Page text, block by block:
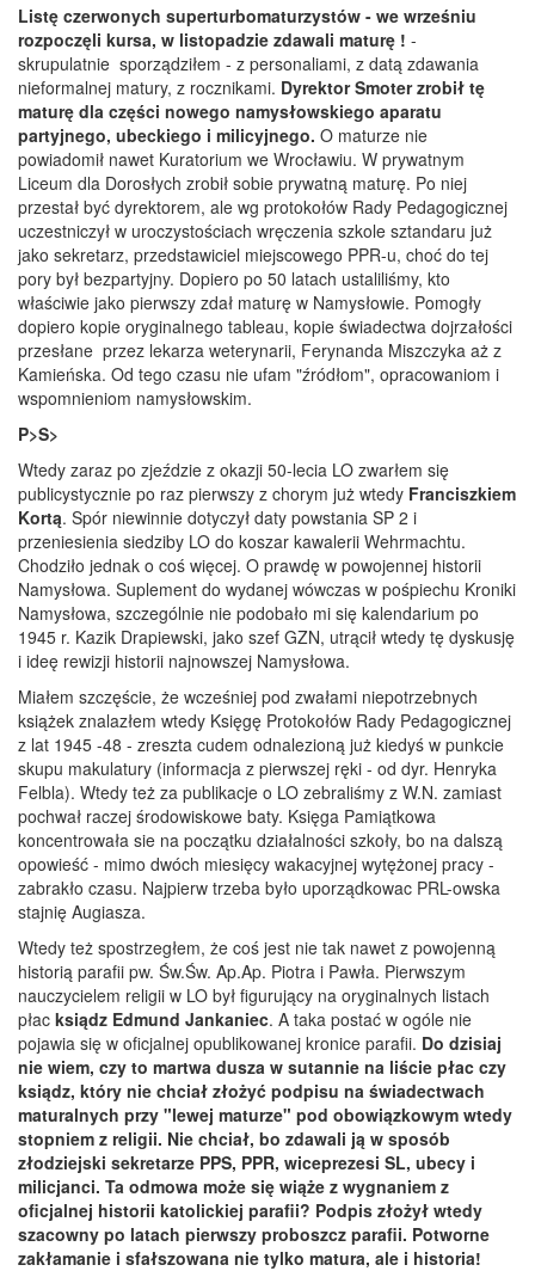
Listę czerwonych superturbomaturzystów - we wrześniu
rozpoczęli kursa, w listopadzie zdawali maturę ! -
skrupulatnie sporządziłem - z personaliami, z datą zdawania
nieformalnej matury, z rocznikami. Dyrektor Smoter zrobił tę
maturę dla części nowego namysłowskiego aparatu
partyjnego, ubeckiego i milicyjnego. O maturze nie
powiadomił nawet Kuratorium we Wrocławiu. W prywatnym
Liceum dla Dorosłych zrobił sobie prywatną maturę. Po niej
przestał być dyrektorem, ale wg protokołów Rady Pedagogicznej
uczestniczył w uroczystościach wręczenia szkole sztandaru już
jako sekretarz, przedstawiciel miejscowego PPR-u, choć do tej
pory był bezpartyjny. Dopiero po 50 latach ustaliliśmy, kto
właściwie jako pierwszy zdał maturę w Namysłowie. Pomogły
dopiero kopie oryginalnego tableau, kopie świadectwa dojrzałości
przesłane przez lekarza weterynarii, Ferynanda Miszczyka aż z
Kamieńska. Od tego czasu nie ufam "źródłom", opracowaniom i
wspomnieniom namysłowskim.
P>S>
Wtedy zaraz po zjeździe z okazji 50-lecia LO zwarłem się
publicystycznie po raz pierwszy z chorym już wtedy Franciszkiem
Kortą. Spór niewinnie dotyczył daty powstania SP 2 i
przeniesienia siedziby LO do koszar kawalerii Wehrmachtu.
Chodziło jednak o coś więcej. O prawdę w powojennej historii
Namysłowa. Suplement do wydanej wówczas w pośpiechu Kroniki
Namysłowa, szczególnie nie podobało mi się kalendarium po
1945 r. Kazik Drapiewski, jako szef GZN, utrącił wtedy tę dyskusję
i ideę rewizji historii najnowszej Namysłowa.
Miałem szczęście, że wcześniej pod zwałami niepotrzebnych
książek znalazłem wtedy Księgę Protokołów Rady Pedagogicznej
z lat 1945 -48 - zreszta cudem odnalezioną już kiedyś w punkcie
skupu makulatury (informacja z pierwszej ręki - od dyr. Henryka
Felbla). Wtedy też za publikacje o LO zebraliśmy z W.N. zamiast
pochwał raczej środowiskowe baty. Księga Pamiątkowa
koncentrowała sie na początku działalności szkoły, bo na dalszą
opowieść - mimo dwóch miesięcy wakacyjnej wytężonej pracy -
zabrakło czasu. Najpierw trzeba było uporządkowac PRL-owska
stajnię Augiasza.
Wtedy też spostrzegłem, że coś jest nie tak nawet z powojenną
historią parafii pw. Św.Św. Ap.Ap. Piotra i Pawła. Pierwszym
nauczycielem religii w LO był figurujący na oryginalnych listach
płac ksiądz Edmund Jankaniec. A taka postać w ogóle nie
pojawia się w oficjalnej opublikowanej kronice parafii. Do dzisiaj
nie wiem, czy to martwa dusza w sutannie na liście płac czy
ksiądz, który nie chciał złożyć podpisu na świadectwach
maturalnych przy "lewej maturze" pod obowiązkowym wtedy
stopniem z religii. Nie chciał, bo zdawali ją w sposób
złodziejski sekretarze PPS, PPR, wiceprezesi SL, ubecy i
milicjanci. Ta odmowa może się wiąże z wygnaniem z
oficjalnej historii katolickiej parafii? Podpis złożył wtedy
szacowny po latach pierwszy proboszcz parafii. Potworne
zakłamanie i sfałszowana nie tylko matura, ale i historia!